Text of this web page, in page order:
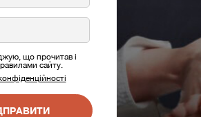
що прочитав і
сайту.